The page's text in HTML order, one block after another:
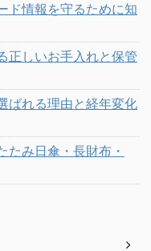
ド情報を守るために知
正しいお手入れと保管
ばれる理由と経年変化
たみ日傘・長財布・